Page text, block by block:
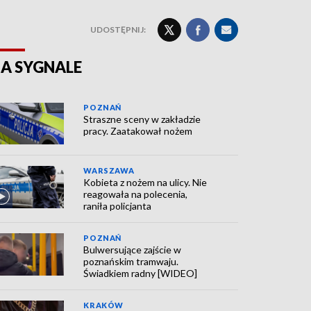
UDOSTĘPNIJ:
SYGNALE
POZNAŃ
Straszne sceny w zakładzie
pracy. Zaatakował nożem
WARSZAWA
Kobieta z nożem na ulicy. Nie
reagowała na polecenia,
raniła policjanta
POZNAŃ
Bulwersujące zajście w
poznańskim tramwaju.
Świadkiem radny [WIDEO]
KRAKÓW